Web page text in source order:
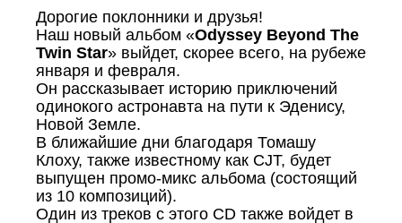
Дорогие поклонники и друзья!
Наш новый альбом «Odyssey Beyond The
Twin Star» выйдет, скорее всего, на рубеже
января и февраля.
Он рассказывает историю приключений
одинокого астронавта на пути к Эденису,
Новой Земле.
В ближайшие дни благодаря Томашу
Клоху, также известному как CJT, будет
выпущен промо-микс альбома (состоящий
из 10 композиций).
Один из треков с этого CD также войдет в